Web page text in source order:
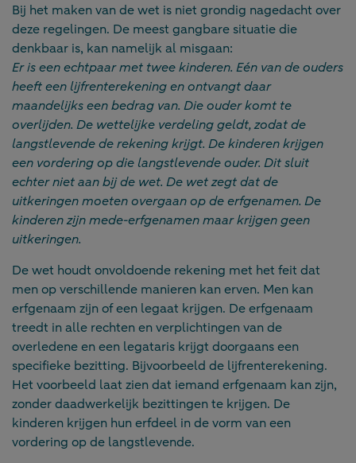
Bij het maken van de wet is niet grondig nagedacht over
deze regelingen. De meest gangbare situatie die
denkbaar is, kan namelijk al misgaan:
Er is een echtpaar met twee kinderen. Eén van de ouders
heeft een lijfrenterekening en ontvangt daar
maandelijks een bedrag van. Die ouder komt te
overlijden. De wettelijke verdeling geldt, zodat de
langstlevende de rekening krijgt. De kinderen krijgen
een vordering op die langstlevende ouder. Dit sluit
echter niet aan bij de wet. De wet zegt dat de
uitkeringen moeten overgaan op de erfgenamen. De
kinderen zijn mede-erfgenamen maar krijgen geen
uitkeringen.
De wet houdt onvoldoende rekening met het feit dat
men op verschillende manieren kan erven. Men kan
erfgenaam zijn of een legaat krijgen. De erfgenaam
treedt in alle rechten en verplichtingen van de
overledene en een legataris krijgt doorgaans een
specifieke bezitting. Bijvoorbeeld de lijfrenterekening.
Het voorbeeld laat zien dat iemand erfgenaam kan zijn,
zonder daadwerkelijk bezittingen te krijgen. De
kinderen krijgen hun erfdeel in de vorm van een
vordering op de langstlevende.